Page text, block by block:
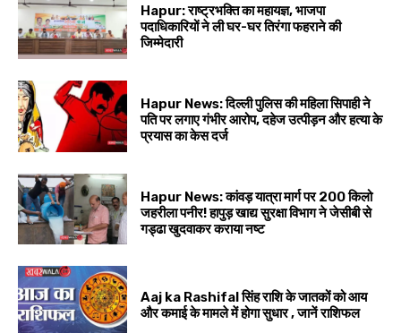
Hapur: राष्ट्रभक्ति का महायज्ञ, भाजपा
पदाधिकारियों ने ली घर-घर तिरंगा फहराने की
जिम्मेदारी
Hapur News: दिल्ली पुलिस की महिला सिपाही ने
पति पर लगाए गंभीर आरोप, दहेज उत्पीड़न और हत्या के
प्रयास का केस दर्ज
Hapur News: कांवड़ यात्रा मार्ग पर 200 किलो
जहरीला पनीर! हापुड़ खाद्य सुरक्षा विभाग ने जेसीबी से
गड्ढा खुदवाकर कराया नष्ट
Aaj ka Rashifal सिंह राशि के जातकों को आय
और कमाई के मामले में होगा सुधार , जानें राशिफल